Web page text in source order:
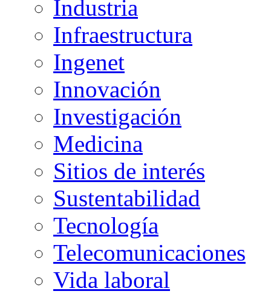
Industria
Infraestructura
Ingenet
Innovación
Investigación
Medicina
Sitios de interés
Sustentabilidad
Tecnología
Telecomunicaciones
Vida laboral